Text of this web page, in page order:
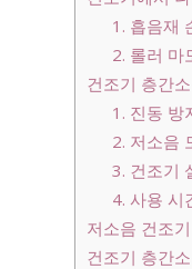
1. 흡음재
2. 롤러 마
건조기 층간
1. 진동 방
2. 저소음
3. 건조기
4. 사용 시
저소음 건조
건조기 층간